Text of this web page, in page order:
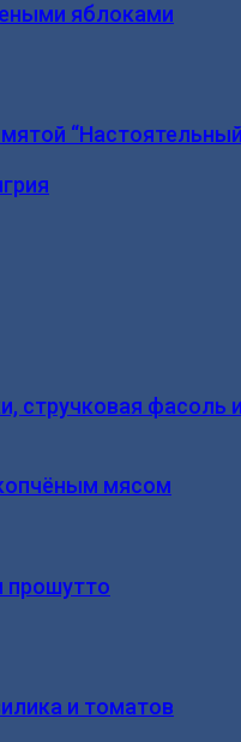
яблоками
стручковая фасоль
мясом
прошутто
и томатов